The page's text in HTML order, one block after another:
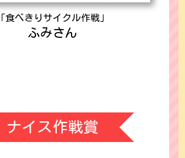
「食べきりサイクル作戦」
ふみさん
ナイス作戦賞